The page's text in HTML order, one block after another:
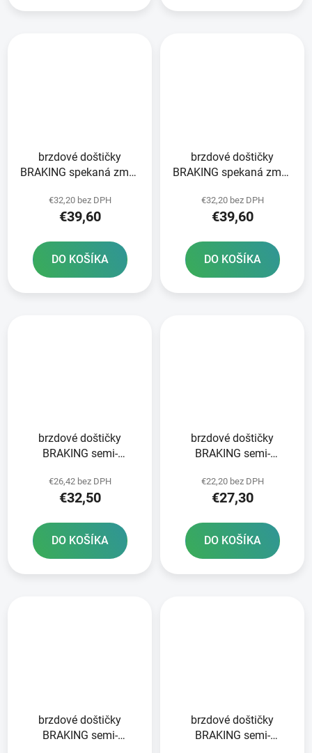
brzdové doštičky
BRAKING spekaná zmes
€32,20 bez DPH
€39,60
DO KOŠÍKA
brzdové doštičky
BRAKING spekaná zmes
€32,20 bez DPH
€39,60
DO KOŠÍKA
brzdové doštičky
BRAKING semi-
ks v balení
€26,42 bez DPH
€32,50
DO KOŠÍKA
brzdové doštičky
BRAKING semi-
ks v balení
€22,20 bez DPH
€27,30
DO KOŠÍKA
brzdové doštičky
BRAKING semi-
brzdové doštičky
BRAKING semi-